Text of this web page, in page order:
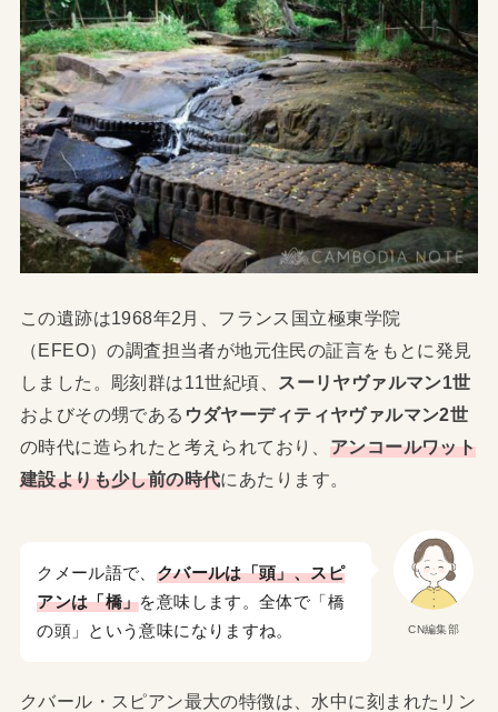
この遺跡は1968年2月、フランス国立極東学院
（EFEO）の調査担当者が地元住民の証言をもとに発見
しました。彫刻群は11世紀頃、
スーリヤヴァルマン1世
およびその甥である ウダヤーディティヤヴァルマン2世
の時代に造られたと考えられており、 アンコールワット
建設よりも少し前の時代にあたります。
CN編集部
クメール語で、 クバールは「頭」、スピ
アンは「橋」を意味します。全体で「橋
の頭」という意味になりますね。
クバール・スピアン最大の特徴は、水中に刻まれたリン